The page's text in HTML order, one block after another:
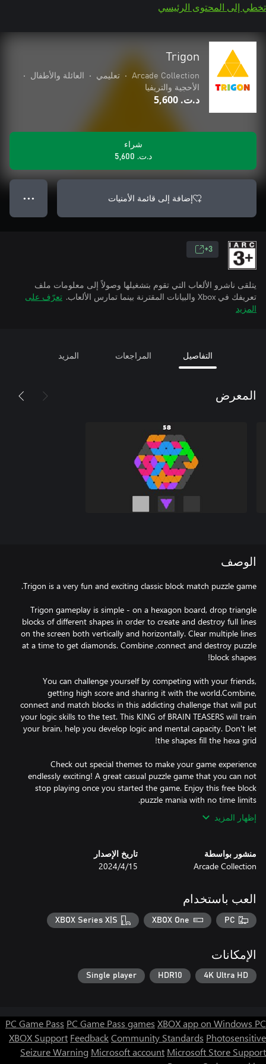
تخطي إلى المحتوى الرئيسي
Trigon
Arcade Collection
• تعليمي • العائلة والأطفال
•
الأحجية والتريفيا
د.ت.‏ 5,600
شراء
د.ت.‏ 5,600
إضافة إلى قائمة الأمنيات ● ● ●
3+
يتلقى ناشرو الألعاب التي تقوم بتشغيلها وصولاً إلى معلومات ملف
تعريفك في Xbox والبيانات المقترنة بينما تمارس الألعاب.
تعرّف على
المزيد
التفاصيل المراجعات المزيد
المعرض
الوصف
Trigon gameplay is simple - on a hexagon board, drop triangle
blocks of different shapes in order to create and destroy full lines
on the screen both vertically and horizontally. Clear multiple lines
at a time to get diamonds. Combine ,connect and destroy puzzle
You can challenge yourself by competing with your friends,
getting high score and sharing it with the world.Combine,
connect and match blocks in this addicting challenge that will put
your logic skills to the test. This KING of BRAIN TEASERS will train
your brain, help you develop logic and mental capacity. Don't let
Check out special themes to make your game experience
endlessly exciting! A great casual puzzle game that you can not
stop playing once you started the game. Enjoy this free block
puzzle mania with no time limits.
إظهار المزيد
منشور بواسطة
Arcade Collection
تاريخ الإصدار
15‏/4‏/2024
العب باستخدام
PC
XBOX One
XBOX Series X|S
الإمكانات
4K Ultra HD
HDR10
Single player
PC Game Pass PC Game Pass games XBOX app on Windows PC
XBOX Support FeedbackCommunity Standards Photosensitive
Seizure Warning Microsoft account Microsoft Store Support